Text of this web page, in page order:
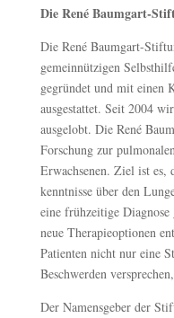
Die René Baumgart-
Die René Baumgart-
gemeinnützigen
gegründet und mit einen
ausgestattet. Seit 2004
ausgelobt. Die René
Forschung zur
Erwachsenen. Ziel ist es,
kenntnisse über den
eine früh­zeitige
neue Therapieoptio­nen
Patienten nicht nur eine
Beschwerden
Der Namensgeber der